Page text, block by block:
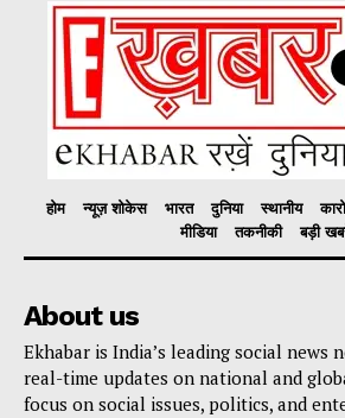
होम न्यूज़ शोकेस भारत दुनिया स्थानीय
मीडिया
तकनीकी बड़ी
About us
Ekhabar is India’s leading social news
real-time updates on national and
focus on social issues, politics, and